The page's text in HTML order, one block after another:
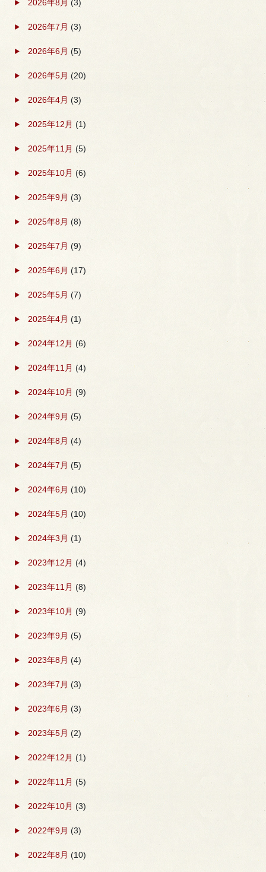
2026年8月 (3)
2026年7月 (3)
2026年6月 (5)
2026年5月 (20)
2026年4月 (3)
2025年12月 (1)
2025年11月 (5)
2025年10月 (6)
2025年9月 (3)
2025年8月 (8)
2025年7月 (9)
2025年6月 (17)
2025年5月 (7)
2025年4月 (1)
2024年12月 (6)
2024年11月 (4)
2024年10月 (9)
2024年9月 (5)
2024年8月 (4)
2024年7月 (5)
2024年6月 (10)
2024年5月 (10)
2024年3月 (1)
2023年12月 (4)
2023年11月 (8)
2023年10月 (9)
2023年9月 (5)
2023年8月 (4)
2023年7月 (3)
2023年6月 (3)
2023年5月 (2)
2022年12月 (1)
2022年11月 (5)
2022年10月 (3)
2022年9月 (3)
2022年8月 (10)